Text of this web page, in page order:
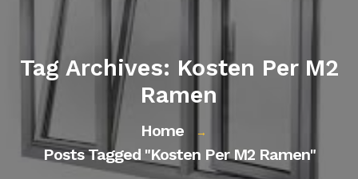
Tag Archives: Kosten Per M2
Ramen
Home →
Posts Tagged "kosten Per M2 Ramen"